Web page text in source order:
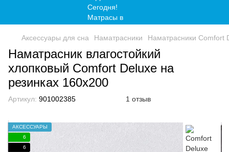
Аксессуары для сна Наматрасники Наматрасники Comfort
Наматрасник влагостойкий
хлопковый Comfort Deluxe на
резинках 160x200
Артикул: 901002385 1 отзыв
АКСЕССУАРЫ
6
6